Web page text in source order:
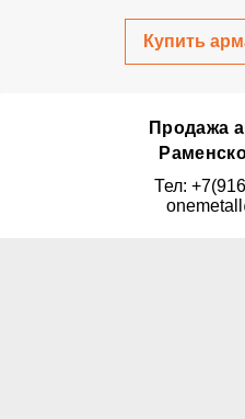
Купить
Продажа
Тел: